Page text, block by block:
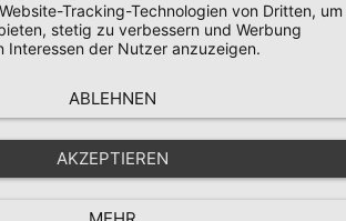
Tracking-Technologien von Dritten, um
stetig zu verbessern und Werbung
Interessen der Nutzer anzuzeigen.
ABLEHNEN
AKZEPTIEREN